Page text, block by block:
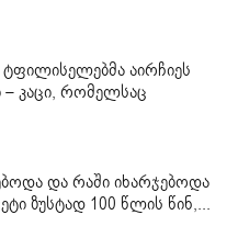
აირჩიეს
– კაცი, რომელსაც
და რაში იხარჯებოდა
ზუსტად 100 წლის წინ,...